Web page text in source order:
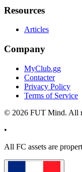
Resources
Articles
Company
MyClub.gg
Contacter
Privacy Policy
Terms of Service
© 2026 FUT Mind. All
•
All FC assets are